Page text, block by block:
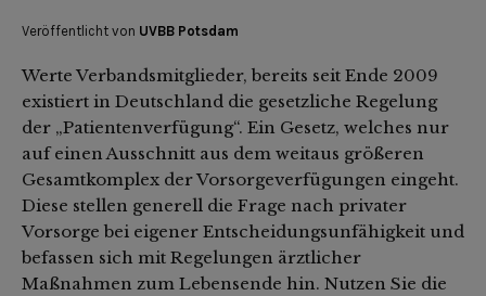
Veröffentlicht von UVBB Potsdam
Werte Verbandsmitglieder, bereits seit Ende 2009
existiert in Deutschland die gesetzliche Regelung
der „Patientenverfügung“. Ein Gesetz, welches nur
auf einen Ausschnitt aus dem weitaus größeren
Gesamtkomplex der Vorsorgeverfügungen eingeht.
Diese stellen generell die Frage nach privater
Vorsorge bei eigener Entscheidungsunfähigkeit und
befassen sich mit Regelungen ärztlicher
Maßnahmen zum Lebensende hin. Nutzen Sie die